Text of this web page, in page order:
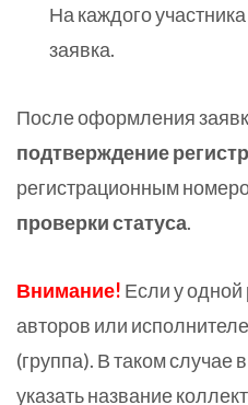
На каждого
заявка.
После оформления
подтверждение
регистрационным
проверки статуса.
Внимание! Если у
авторов или
(группа). В таком случае
указать название